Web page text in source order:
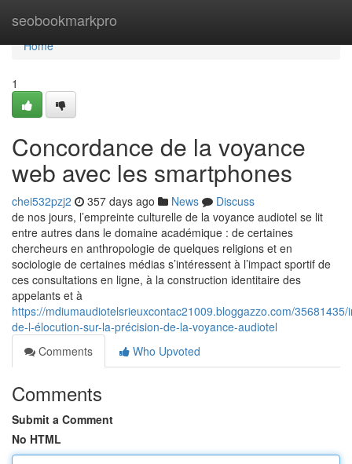
seobookmarkpro
Home
Home
1
Concordance de la voyance
web avec les smartphones
chei532pzj2 357 days ago News
Discuss
de nos jours, l’empreinte culturelle de la voyance audiotel se lit
entre autres dans le domaine académique : de certaines
chercheurs en anthropologie de quelques religions et en
sociologie de certaines médias s’intéressent à l’impact sportif de
ces consultations en ligne, à la construction identitaire des
appelants et à
https://mdiumaudiotelsrieuxcontac21009.bloggazzo.com/35681435/
de-l-élocution-sur-la-précision-de-la-voyance-audiotel
Comments
Who Upvoted
Comments
Submit a Comment
No HTML